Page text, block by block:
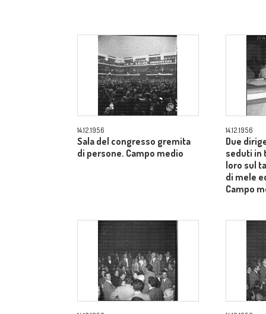
14.12.1956
Sala del congresso gremita
di persone. Campo medio
14.12.1956
Due
seduti in
loro sul
di mele
Campo